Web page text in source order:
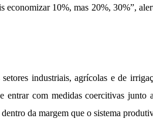
economizar 10%, mas 20%, 30%”,
industriais, agrícolas e de
entrar com medidas coercitivas
da margem que o sistema